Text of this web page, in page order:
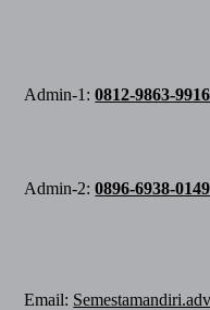
Admin-1:0812-9863-9916
Admin-2:0896-6938-0149
Email: